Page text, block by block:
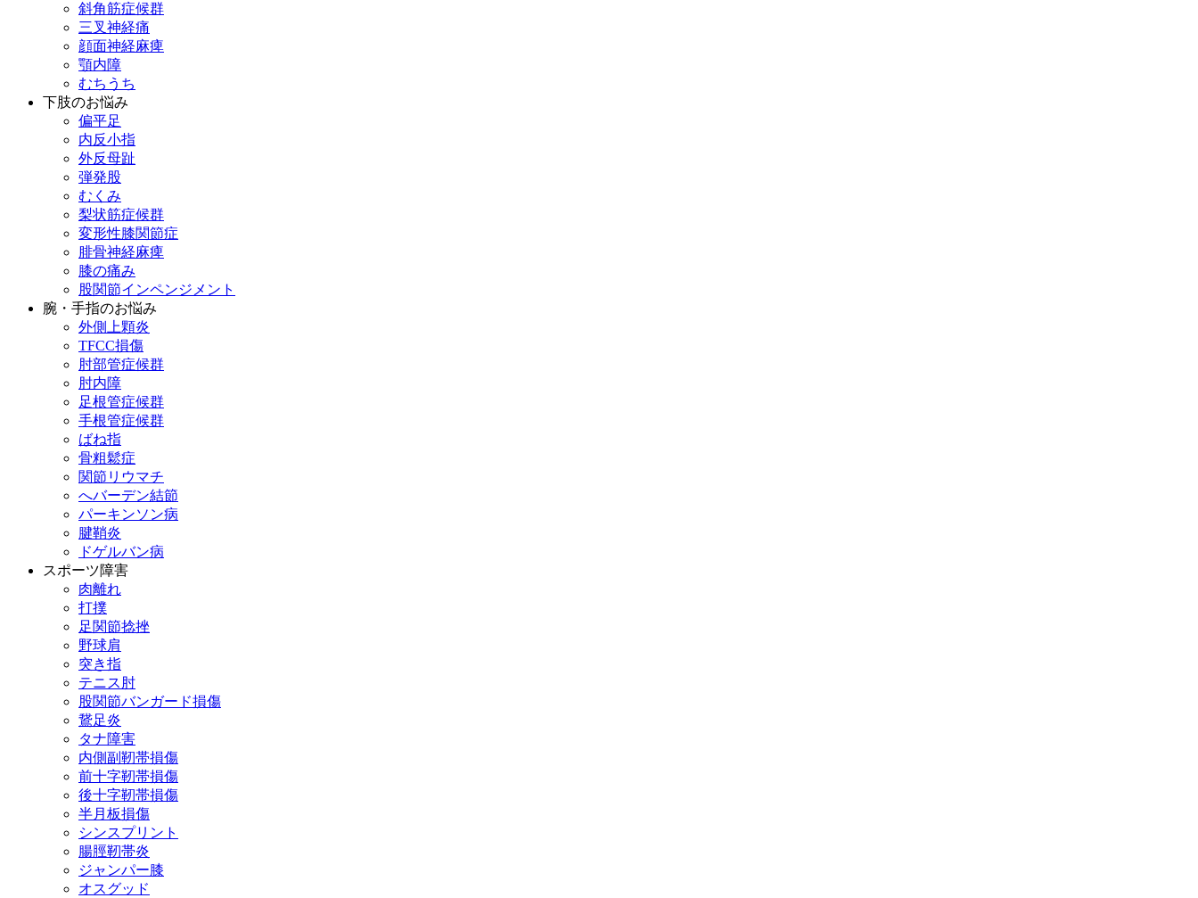
斜角筋症候群
三叉神経痛
顔面神経麻痺
顎内障
むちうち
下肢のお悩み
偏平足
内反小指
外反母趾
弾発股
むくみ
梨状筋症候群
変形性膝関節症
腓骨神経麻痺
膝の痛み
股関節インペンジメント
腕・手指のお悩み
外側上顆炎
TFCC損傷
肘部管症候群
肘内障
足根管症候群
手根管症候群
ばね指
骨粗鬆症
関節リウマチ
へバーデン結節
パーキンソン病
腱鞘炎
ドゲルバン病
スポーツ障害
肉離れ
打撲
足関節捻挫
野球肩
突き指
テニス肘
股関節バンガード損傷
鵞足炎
タナ障害
内側副靭帯損傷
前十字靭帯損傷
後十字靭帯損傷
半月板損傷
シンスプリント
腸脛靭帯炎
ジャンパー膝
オスグッド